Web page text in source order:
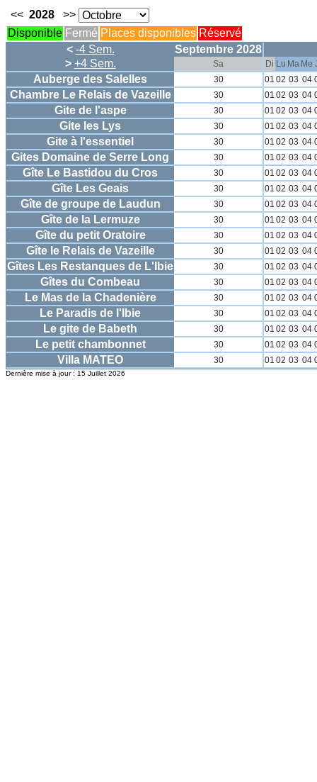
<< 2028
>>
Disponible Fermé Places disponibles Réservé
< -4 Sem.
Septembre 2028
> +4 Sem. Sa Di Lu Ma Me
Auberge des Salelles 30 01 02 03 04
Chambre Le Relais de Vazeille 30 01 02 03 04
Gite de l'aspe 30 01 02 03 04
Gite les Lys 30 01 02 03 04
Gite à l'essentiel 30 01 02 03 04
Gites Domaine de Serre Long 30 01 02 03 04
Gîte Le Bastidou du Cros 30 01 02 03 04
Gîte Les Geais 30 01 02 03 04
Gîte de groupe de Laudun 30 01 02 03 04
Gîte de la Lermuze 30 01 02 03 04
Gîte du petit Oratoire 30 01 02 03 04
Gîte le Relais de Vazeille 30 01 02 03 04
Gîtes Les Restanques de L'Ibie 30 01 02 03 04
Gîtes du Combeau 30 01 02 03 04
Le Mas de la Chadenière 30 01 02 03 04
Le Paradis de l'Ibie 30 01 02 03 04
Le gite de Babeth 30 01 02 03 04
Le petit chambonnet 30 01 02 03 04
Villa MATEO 30 01 02 03 04
Dernière mise à jour : 15 Juillet 2026